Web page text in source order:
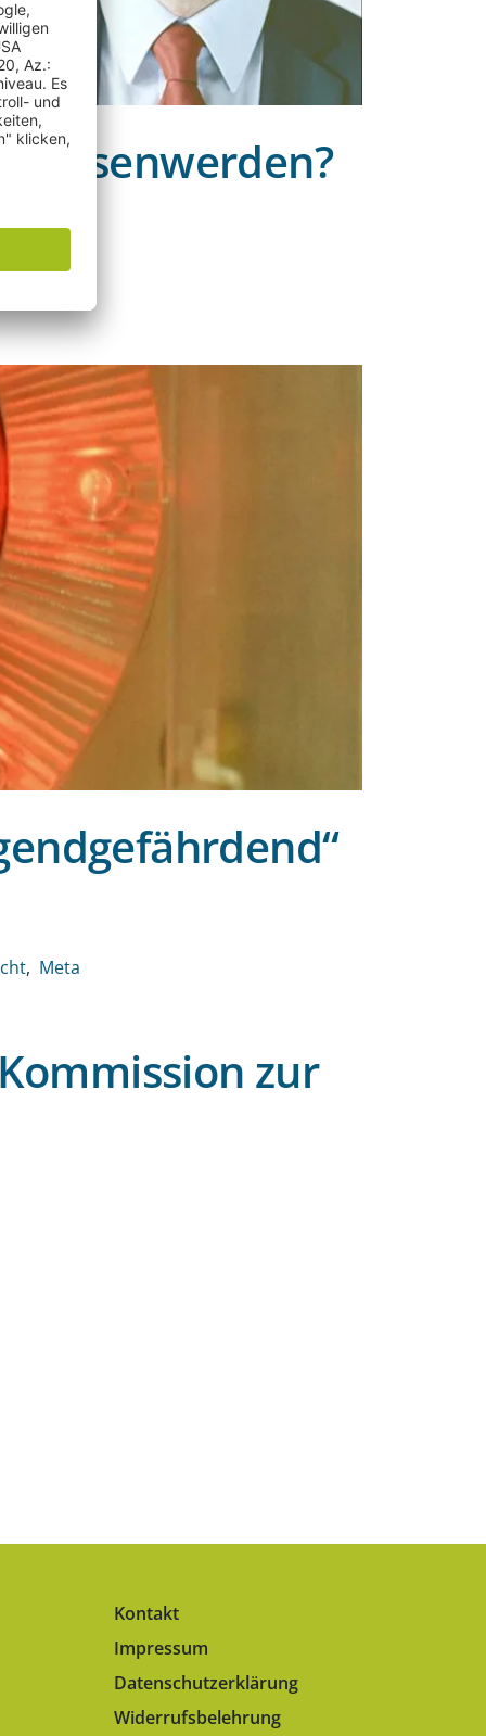
Meta
zur
Kontakt
Impressum
Datenschutzerklärung
Widerrufsbelehrung